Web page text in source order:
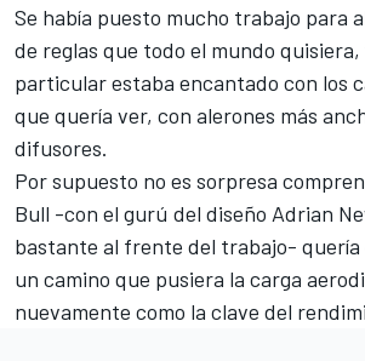
Se había puesto mucho trabajo para
de reglas que todo el mundo quisiera,
particular estaba encantado con los
que quería ver, con alerones más
difusores.
Por supuesto no es sorpresa
Bull -con el gurú del diseño Adrian
bastante al frente del trabajo- quería
un camino que pusiera la carga
nuevamente como la clave del